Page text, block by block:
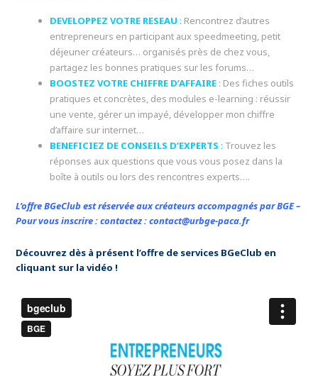
DEVELOPPEZ VOTRE RESEAU : Rencontrez d’autres
entrepreneurs en participant aux speedmeeting, petit
déjeuner créateurs… organisés près de chez vous,
partagez les bonnes pratiques sur les forums…
BOOSTEZ VOTRE CHIFFRE D’AFFAIRE: Des fiches outils
pratiques et concrètes, des modules e-learning : réussir
une vente, gérer un impayé, développer mon chiffre
d’affaire sur internet…
BENEFICIEZ DE CONSEILS D’EXPERTS : Trouvez les
réponses aux questions que vous vous posez dans la
boîte à outils ou lors des rencontres experts….
L’offre BGeClub est réservée aux créateurs accompagnés par BGE –
Pour vous inscrire : contactez : contact@urbge-paca.fr
Découvrez dès à présent l’offre de services BGeClub en
cliquant sur la vidéo !